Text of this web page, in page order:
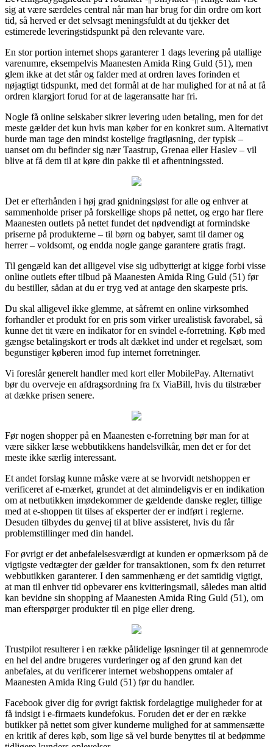
sig at være særdeles central når man har brug for din ordre om kort
tid, så herved er det selvsagt meningsfuldt at du tjekker det
estimerede leveringstidspunkt på den relevante vare.
En stor portion internet shops garanterer 1 dags levering på utallige
varenumre, eksempelvis Maanesten Amida Ring Guld (51), men
glem ikke at det står og falder med at ordren laves forinden et
nøjagtigt tidspunkt, med det formål at de har mulighed for at nå at få
ordren klargjort forud for at de lageransatte har fri.
Nogle få online selskaber sikrer levering uden betaling, men for det
meste gælder det kun hvis man køber for en konkret sum. Alternativt
burde man tage den mindst kostelige fragtløsning, der typisk –
uanset om du befinder sig nær Taastrup, Grenaa eller Haslev – vil
blive at få dem til at køre din pakke til et afhentningssted.
Det er efterhånden i høj grad gnidningsløst for alle og enhver at
sammenholde priser på forskellige shops på nettet, og ergo har flere
Maanesten outlets på nettet fundet det nødvendigt at formindske
priserne på produkterne – til børn og babyer, samt til damer og
herrer – voldsomt, og endda nogle gange garantere gratis fragt.
Til gengæld kan det alligevel vise sig udbytterigt at kigge forbi visse
online outlets efter tilbud på Maanesten Amida Ring Guld (51) før
du bestiller, sådan at du er tryg ved at antage den skarpeste pris.
Du skal alligevel ikke glemme, at såfremt en online virksomhed
forhandler et produkt for en pris som virker urealistisk favorabel, så
kunne det tit være en indikator for en svindel e-forretning. Køb med
gængse betalingskort er trods alt dækket ind under et regelsæt, som
begunstiger køberen imod fup internet forretninger.
Vi foreslår generelt handler med kort eller MobilePay. Alternativt
bør du overveje en afdragsordning fra fx ViaBill, hvis du tilstræber
at dække prisen senere.
Før nogen shopper på en Maanesten e-forretning bør man for at
være sikker læse webbutikkens handelsvilkår, men det er for det
meste ikke særlig interessant.
Et andet forslag kunne måske være at se hvorvidt netshoppen er
verificeret af e-mærket, grundet at det almindeligvis er en indikation
om at netbutikken imødekommer de gældende danske regler, tillige
med at e-shoppen tit tilses af eksperter der er indført i reglerne.
Desuden tilbydes du genvej til at blive assisteret, hvis du får
problemstillinger med din handel.
For øvrigt er det anbefalelsesværdigt at kunden er opmærksom på de
vigtigste vedtægter der gælder for transaktionen, som fx den returret
webbutikken garanterer. I den sammenhæng er det samtidig vigtigt,
at man til enhver tid opbevarer ens kvitteringsmail, således man altid
kan bevidne sin shopping af Maanesten Amida Ring Guld (51), om
man efterspørger produkter til en pige eller dreng.
Trustpilot resulterer i en række pålidelige løsninger til at gennemrode
en hel del andre brugeres vurderinger og af den grund kan det
anbefales, at du verificerer internet webshoppens omtaler af
Maanesten Amida Ring Guld (51) før du handler.
Facebook giver dig for øvrigt faktisk fordelagtige muligheder for at
få indsigt i e-firmaets kundefokus. Foruden det er der en række
butikker på nettet som giver kunderne mulighed for at sammensætte
en kritik af deres køb, som lige så vel burde benyttes til at bedømme